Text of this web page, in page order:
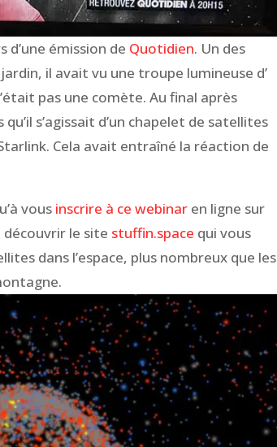
émission de Quotidien. Un des
il avait vu une troupe lumineuse d’
pas une comète. Au final après
s’agissait d’un chapelet de satellites
Cela avait entraîné la réaction de
vous inscrire à ce webinar en ligne sur
découvrir le site stuffin.space qui vous
dans l’espace, plus nombreux que les